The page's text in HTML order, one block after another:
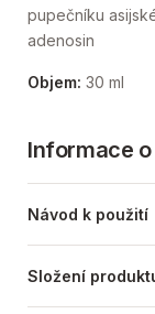
pupečníku
adenosin
Objem: 30 ml
Informace
Návod k použití
Složení